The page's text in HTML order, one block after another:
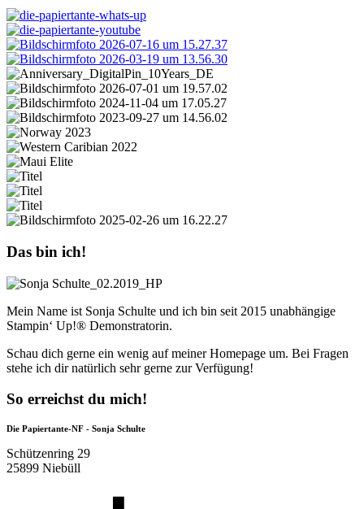
Das bin ich!
Mein Name ist Sonja Schulte und ich bin seit 2015 unabhängige
Stampin‘ Up!® Demonstratorin.
Schau dich gerne ein wenig auf meiner Homepage um. Bei Fragen
stehe ich dir natürlich sehr gerne zur Verfügung!
So erreichst du mich!
Die Papiertante-NF - Sonja Schulte
Schützenring 29
25899 Niebüll